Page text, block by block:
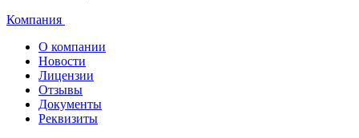
Компания
О компании
Новости
Лицензии
Отзывы
Документы
Реквизиты